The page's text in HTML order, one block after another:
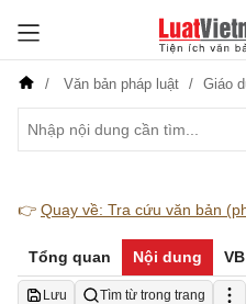
Văn bản pháp luật Giáo
👉 Quay về: Tra cứu văn bản
Tổng quan Nội dung
Lưu Tìm từ trong trang